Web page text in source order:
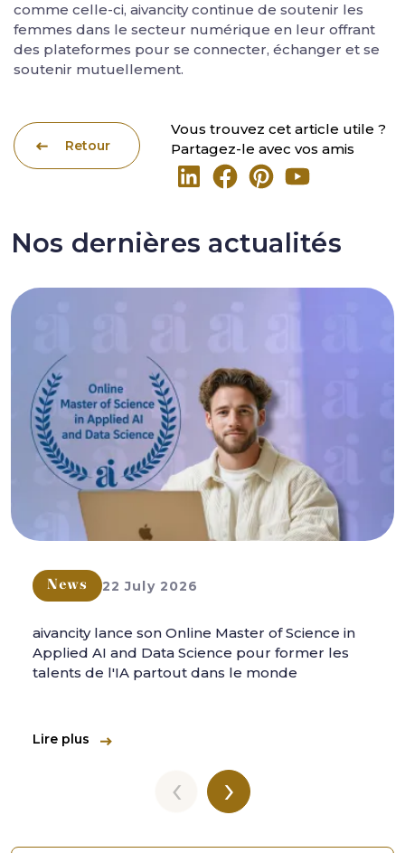
comme celle-ci, aivancity continue de soutenir les
femmes dans le secteur numérique en leur offrant
des plateformes pour se connecter, échanger et se
soutenir mutuellement.
Retour
Vous trouvez cet article utile ?
Partagez-le avec vos amis
Nos dernières actualités
News 22 July 2026
aivancity lance son Online Master of Science in
Applied AI and Data Science pour former les
talents de l'IA partout dans le monde
Lire plus
‹ ›